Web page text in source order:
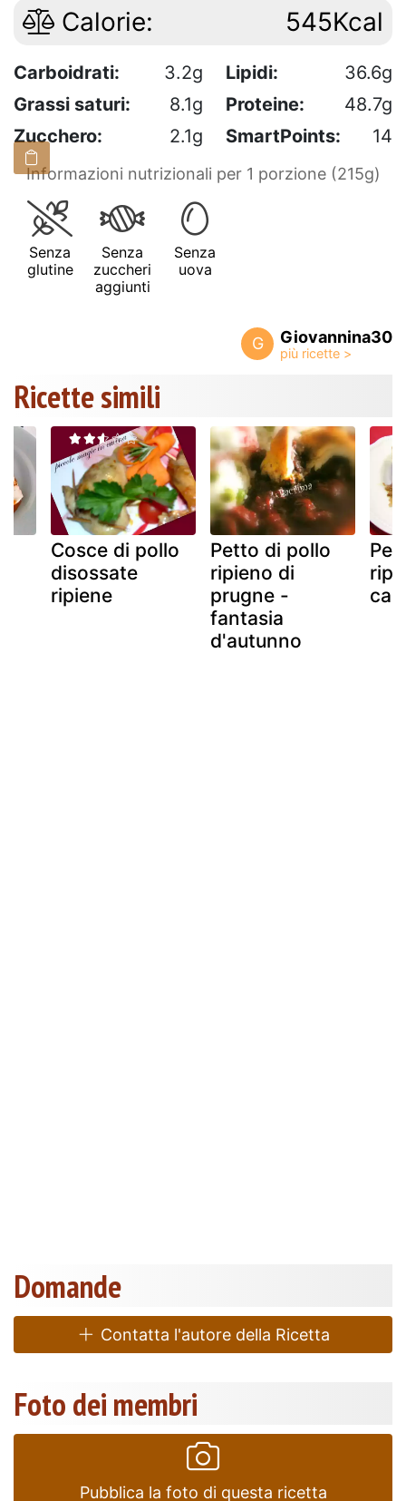
Calorie: 545Kcal
Carboidrati: 3.2g Lipidi:
36.6g
Grassi saturi:
8.1g Proteine:
48.7g
Zucchero:
2.1g SmartPoints: 14
Informazioni nutrizionali per 1 porzione (215g)
Senza
glutine
Senza
zuccheri
aggiunti
Senza
uova
G Giovannina30
Ricette simili
Cosce di pollo
disossate
ripiene
Petto di pollo
ripieno di
prugne -
fantasia
d'autunno
Domande
Contatta l'autore della Ricetta
Foto dei membri
Pubblica la foto di questa ricetta